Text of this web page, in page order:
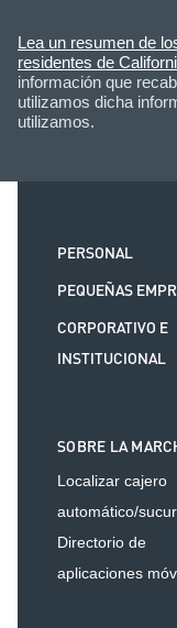
Lea un resumen de
residentes de
información que
utilizamos dicha
utilizamos.
PERSONAL
PEQUEÑAS
CORPORATIVO E
INSTITUCIONAL
SOBRE LA
Localizar cajero
automático/
Directorio de
aplicaciones